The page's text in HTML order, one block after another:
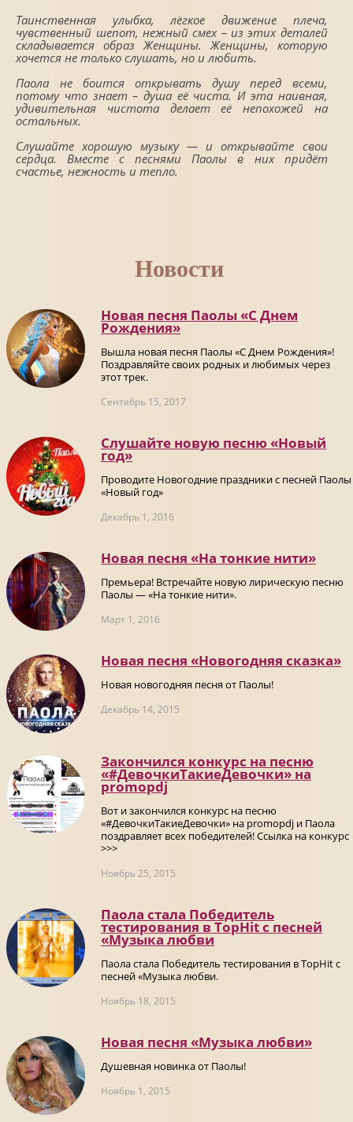
Таинственная улыбка, лёгкое движение плеча,
чувственный шепот, нежный смех – из этих деталей
складывается образ Женщины. Женщины, которую
хочется не только слушать, но и любить.
Паола не боится открывать душу перед всеми,
потому что знает – душа её чиста. И эта наивная,
удивительная чистота делает её непохожей на
остальных.
Слушайте хорошую музыку — и открывайте свои
сердца. Вместе с песнями Паолы в них придёт
счастье, нежность и тепло.
Новости
Новая песня Паолы «С Днем
Рождения»
Вышла новая песня Паолы «С Днем Рождения»!
Поздравляйте своих родных и любимых через
этот трек.
Сентябрь 15, 2017
Слушайте новую песню «Новый
год»
Проводите Новогодние праздники с песней Паолы
«Новый год»
Декабрь 1, 2016
Новая песня «На тонкие нити»
Премьера! Встречайте новую лирическую песню
Паолы — «На тонкие нити».
Март 1, 2016
Новая песня «Новогодняя сказка»
Новая новогодняя песня от Паолы!
Декабрь 14, 2015
Закончился конкурс на песню
«#ДевочкиТакиеДевочки» на
promоpdj
Вот и закончился конкурс на песню
«#ДевочкиТакиеДевочки» на promоpdj и Паола
поздравляет всех победителей! Ссылка на конкурс
>>>
Ноябрь 25, 2015
Паола стала Победитель
тестирования в TopHit с песней
«Музыка любви
Паола стала Победитель тестирования в TopHit с
песней «Музыка любви.
Ноябрь 18, 2015
Новая песня «Музыка любви»
Душевная новинка от Паолы!
Ноябрь 1, 2015